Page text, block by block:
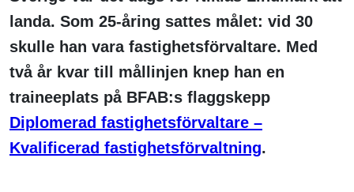
landa. Som 25-åring sattes målet: vid 30
skulle han vara fastighetsförvaltare. Med
två år kvar till mållinjen knep han en
traineeplats på BFAB:s flaggskepp
Diplomerad fastighetsförvaltare –
Kvalificerad fastighetsförvaltning.